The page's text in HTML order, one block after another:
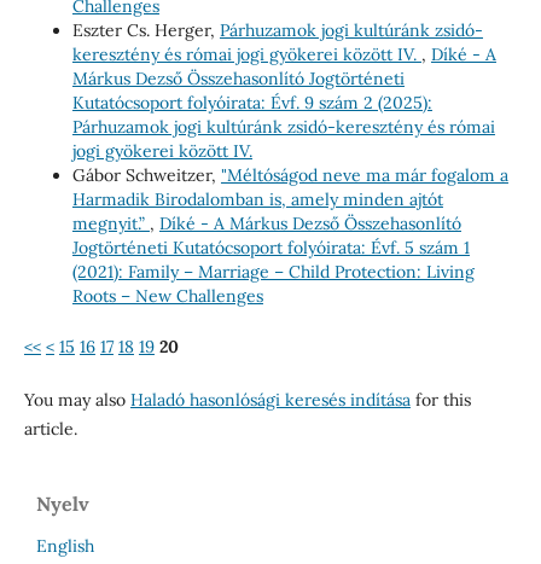
Challenges
Eszter Cs. Herger, Párhuzamok jogi kultúránk zsidó-
keresztény és római jogi gyökerei között IV. , Díké - A
Márkus Dezső Összehasonlító Jogtörténeti
Kutatócsoport folyóirata: Évf. 9 szám 2 (2025):
Párhuzamok jogi kultúránk zsidó-keresztény és római
jogi gyökerei között IV.
Gábor Schweitzer, "Méltóságod neve ma már fogalom a
Harmadik Birodalomban is, amely minden ajtót
megnyit.” , Díké - A Márkus Dezső Összehasonlító
Jogtörténeti Kutatócsoport folyóirata: Évf. 5 szám 1
(2021): Family – Marriage – Child Protection: Living
Roots – New Challenges
<< < 15 16 17 18 19 20
You may also Haladó hasonlósági keresés indításafor this
article.
Nyelv
English